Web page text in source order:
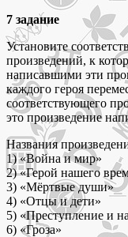
7 задание
Установите
произведений, к
написавшими эти
каждого героя
соответствующего
это произведение
Названия
1) «Война и мир»
2) «Герой нашего
3) «Мёртвые души»
4) «Отцы и дети»
5) «Преступление и
6) «Гроза»